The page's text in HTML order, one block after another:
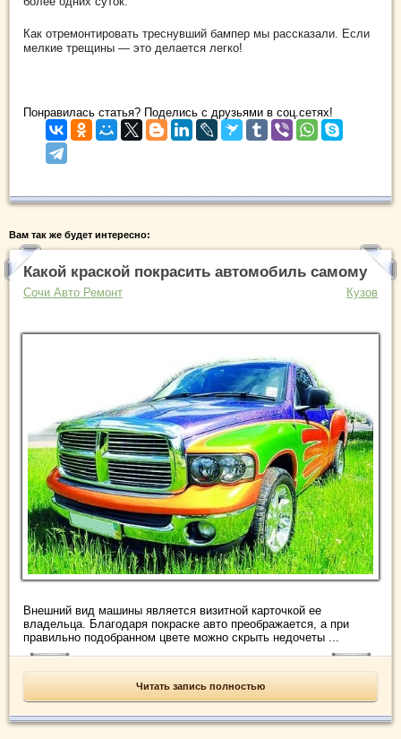
Как отремонтировать треснувший бампер мы рассказали. Если
мелкие трещины — это делается легко!
Понравилась статья? Поделись с друзьями в соц.сетях!
Вам так же будет интересно:
Какой краской покрасить автомобиль самому
Сочи Авто Ремонт Кузов
Внешний вид машины является визитной карточкой ее
владельца. Благодаря покраске авто преображается, а при
правильно подобранном цвете можно скрыть недочеты ...
Читать запись полностью